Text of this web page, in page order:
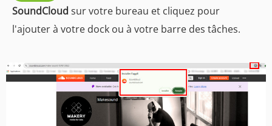
SoundCloud sur votre bureau et cliquez pour
l'ajouter à votre dock ou à votre barre des tâches.